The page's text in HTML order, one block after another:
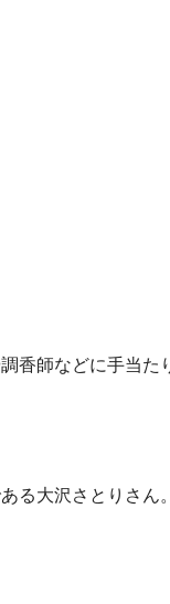
香師などに手当た
る大沢さとりさん。